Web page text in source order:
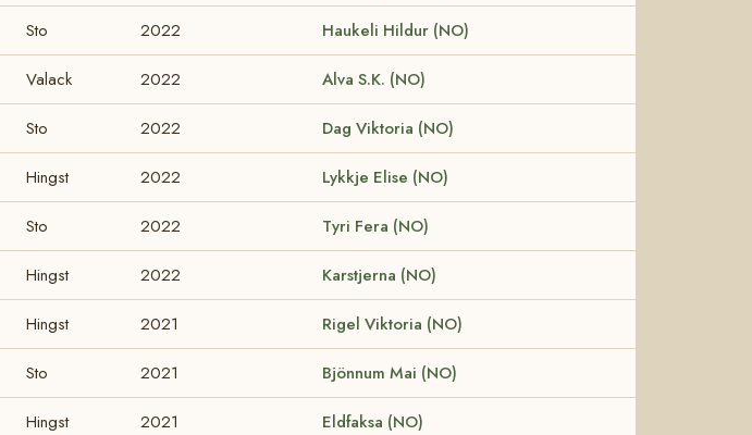
Sto 2022 Haukeli Hildur (NO)
Valack 2022 Alva S.K. (NO)
Sto 2022 Dag Viktoria (NO)
Hingst 2022 Lykkje Elise (NO)
Sto 2022 Tyri Fera (NO)
Hingst 2022 Karstjerna (NO)
Hingst 2021 Rigel Viktoria (NO)
Sto 2021 Bjönnum Mai (NO)
Hingst 2021 Eldfaksa (NO)